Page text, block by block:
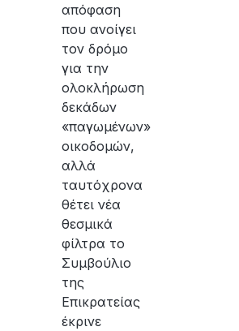
απόφαση
που ανοίγει
τον δρόμο
για την
ολοκλήρωση
δεκάδων
«παγωμένων»
οικοδομών,
αλλά
ταυτόχρονα
θέτει νέα
θεσμικά
φίλτρα το
Συμβούλιο
της
Επικρατείας
έκρινε